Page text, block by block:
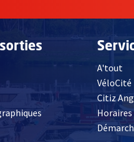
fenêtre
A'tout
VéloCité
Citiz
Horaires